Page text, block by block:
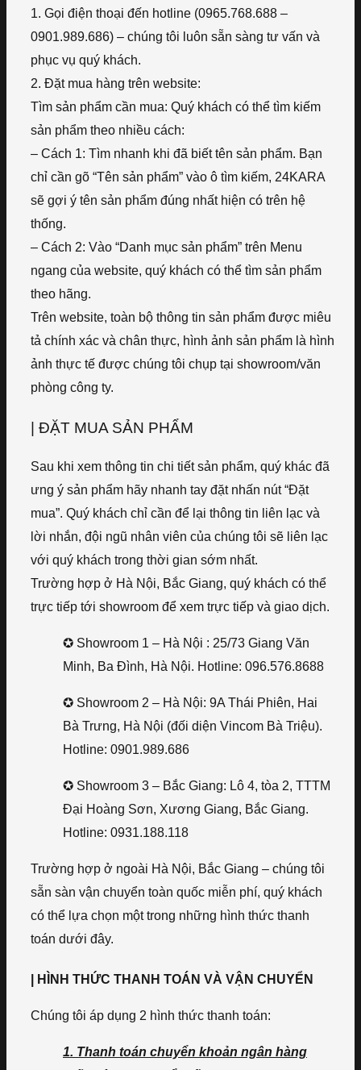
1. Gọi điện thoại đến hotline (0965.768.688 –
0901.989.686) – chúng tôi luôn sẵn sàng tư vấn và
phục vụ quý khách.
2. Đặt mua hàng trên website:
Tìm sản phẩm cần mua: Quý khách có thể tìm kiếm
sản phẩm theo nhiều cách:
– Cách 1: Tìm nhanh khi đã biết tên sản phẩm. Bạn
chỉ cần gõ “Tên sản phẩm” vào ô tìm kiếm, 24KARA
sẽ gợi ý tên sản phẩm đúng nhất hiện có trên hệ
thống.
– Cách 2: Vào “Danh mục sản phẩm” trên Menu
ngang của website, quý khách có thể tìm sản phẩm
theo hãng.
Trên website, toàn bộ thông tin sản phẩm được miêu
tả chính xác và chân thực, hình ảnh sản phẩm là hình
ảnh thực tế được chúng tôi chụp tại showroom/văn
phòng công ty.
| ĐẶT MUA SẢN PHẨM
Sau khi xem thông tin chi tiết sản phẩm, quý khác đã
ưng ý sản phẩm hãy nhanh tay đặt nhấn nút “Đặt
mua”. Quý khách chỉ cần để lại thông tin liên lạc và
lời nhắn, đội ngũ nhân viên của chúng tôi sẽ liên lạc
với quý khách trong thời gian sớm nhất.
Trường hợp ở Hà Nội, Bắc Giang, quý khách có thể
trực tiếp tới showroom để xem trực tiếp và giao dịch.
✪ Showroom 1 – Hà Nội : 25/73 Giang Văn
Minh, Ba Đình, Hà Nội. Hotline: 096.576.8688
✪ Showroom 2 – Hà Nội: 9A Thái Phiên, Hai
Bà Trưng, Hà Nội (đối diện Vincom Bà Triệu).
Hotline: 0901.989.686
✪ Showroom 3 – Bắc Giang: Lô 4, tòa 2, TTTM
Đại Hoàng Sơn, Xương Giang, Bắc Giang.
Hotline: 0931.188.118
Trường hợp ở ngoài Hà Nội, Bắc Giang – chúng tôi
sẵn sàn vận chuyển toàn quốc miễn phí, quý khách
có thể lựa chọn một trong những hình thức thanh
toán dưới đây.
| HÌNH THỨC THANH TOÁN VÀ VẬN CHUYỂN
Chúng tôi áp dụng 2 hình thức thanh toán:
1. Thanh toán chuyển khoản ngân hàng